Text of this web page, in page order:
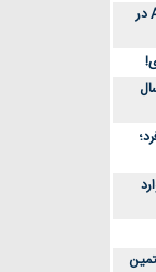
ببینید؛ مراحل ساخت خودروی مرسدس بنز AMG SL در